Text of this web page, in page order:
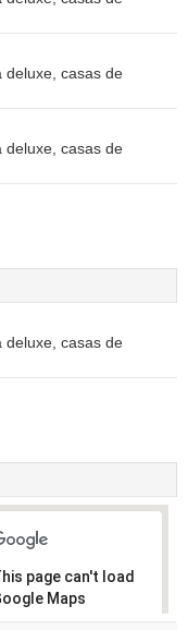
deluxe, casas de
deluxe, casas de
deluxe, casas de
page can't load
Maps